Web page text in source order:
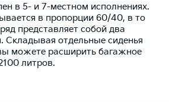
в 5- и 7-местном исполнениях.
в пропорции 60/40, в то
представляет собой два
Складывая отдельные сиденья
можете расширить багажное
литров.